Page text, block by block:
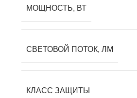
МОЩНОСТЬ, ВТ
СВЕТОВОЙ ПОТОК, ЛМ
КЛАСС ЗАЩИТЫ